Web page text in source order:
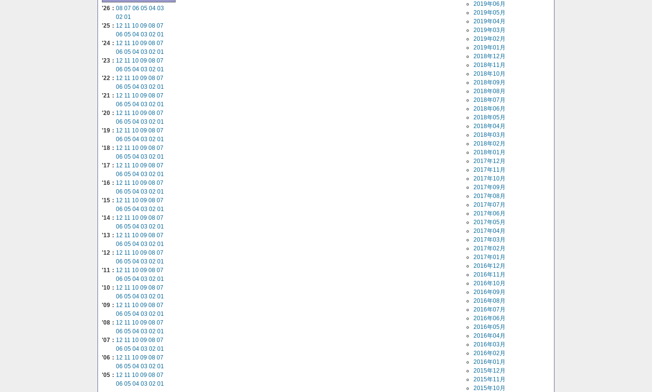
'26： 08 07 06 05 04 03
02 01
'25： 12 11 10 09 08 07
06 05 04 03 02 01
'24： 12 11 10 09 08 07
06 05 04 03 02 01
'23： 12 11 10 09 08 07
06 05 04 03 02 01
'22： 12 11 10 09 08 07
06 05 04 03 02 01
'21： 12 11 10 09 08 07
06 05 04 03 02 01
'20： 12 11 10 09 08 07
06 05 04 03 02 01
'19： 12 11 10 09 08 07
06 05 04 03 02 01
'18： 12 11 10 09 08 07
06 05 04 03 02 01
'17： 12 11 10 09 08 07
06 05 04 03 02 01
'16： 12 11 10 09 08 07
06 05 04 03 02 01
'15： 12 11 10 09 08 07
06 05 04 03 02 01
'14： 12 11 10 09 08 07
06 05 04 03 02 01
'13： 12 11 10 09 08 07
06 05 04 03 02 01
'12： 12 11 10 09 08 07
06 05 04 03 02 01
'11： 12 11 10 09 08 07
06 05 04 03 02 01
'10： 12 11 10 09 08 07
06 05 04 03 02 01
'09： 12 11 10 09 08 07
06 05 04 03 02 01
'08： 12 11 10 09 08 07
06 05 04 03 02 01
'07： 12 11 10 09 08 07
06 05 04 03 02 01
'06： 12 11 10 09 08 07
06 05 04 03 02 01
'05： 12 11 10 09 08 07
06 05 04 03 02 01
2019年06月
2019年05月
2019年04月
2019年03月
2019年02月
2019年01月
2018年12月
2018年11月
2018年10月
2018年09月
2018年08月
2018年07月
2018年06月
2018年05月
2018年04月
2018年03月
2018年02月
2018年01月
2017年12月
2017年11月
2017年10月
2017年09月
2017年08月
2017年07月
2017年06月
2017年05月
2017年04月
2017年03月
2017年02月
2017年01月
2016年12月
2016年11月
2016年10月
2016年09月
2016年08月
2016年07月
2016年06月
2016年05月
2016年04月
2016年03月
2016年02月
2016年01月
2015年12月
2015年11月
2015年10月